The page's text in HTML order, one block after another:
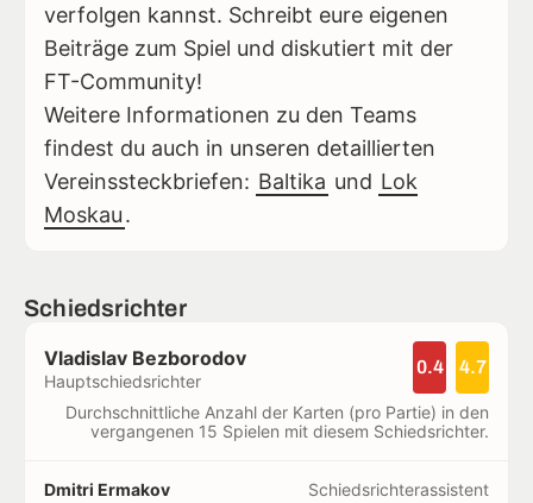
verfolgen kannst. Schreibt eure eigenen
Beiträge zum Spiel und diskutiert mit der
FT-Community!
Weitere Informationen zu den Teams
findest du auch in unseren detaillierten
Vereinssteckbriefen: Baltika und Lok
Moskau.
Schiedsrichter
Vladislav Bezborodov
Hauptschiedsrichter
0.4 4.7
Durchschnittliche Anzahl der Karten (pro Partie) in den
vergangenen 15 Spielen mit diesem Schiedsrichter.
Dmitri Ermakov Schiedsrichterassistent